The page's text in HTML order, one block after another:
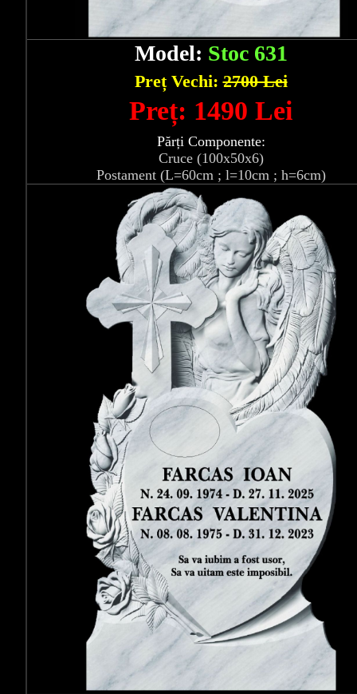
Model: Stoc 631
Preț Vechi:2700 Lei
Preț: 1490 Lei
Părți Componente:
Cruce (100x50x6)
Postament (L=60cm ; l=10cm ; h=6cm)